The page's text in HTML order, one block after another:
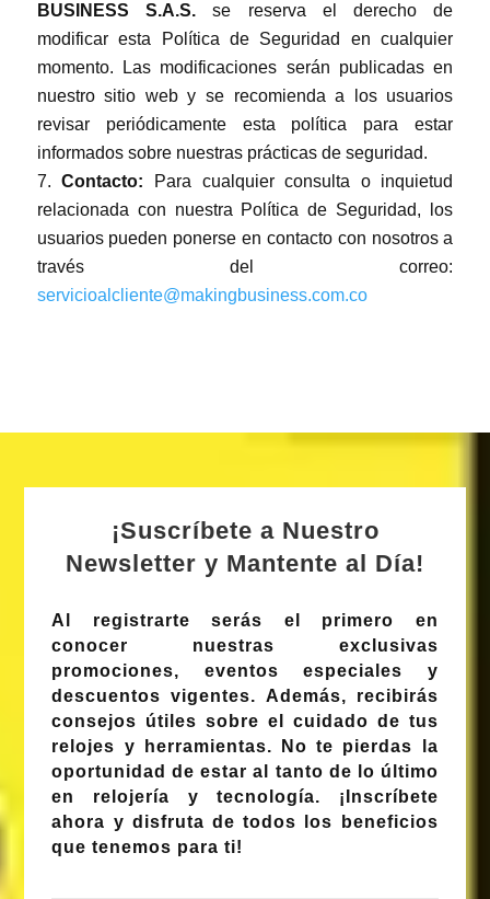
BUSINESS S.A.S.se reserva el derecho de
modificar esta Política de Seguridad en cualquier
momento. Las modificaciones serán publicadas en
nuestro sitio web y se recomienda a los usuarios
revisar periódicamente esta política para estar
informados sobre nuestras prácticas de seguridad.
Contacto: Para cualquier consulta o inquietud
relacionada con nuestra Política de Seguridad, los
usuarios pueden ponerse en contacto con nosotros a
través del correo:
servicioalcliente@makingbusiness.com.co
¡Suscríbete a Nuestro
Newsletter y Mantente al Día!
Al registrarte serás el primero en
conocer nuestras exclusivas
promociones, eventos especiales y
descuentos vigentes. Además, recibirás
consejos útiles sobre el cuidado de tus
relojes y herramientas. No te pierdas la
oportunidad de estar al tanto de lo último
en relojería y tecnología. ¡Inscríbete
ahora y disfruta de todos los beneficios
que tenemos para ti!